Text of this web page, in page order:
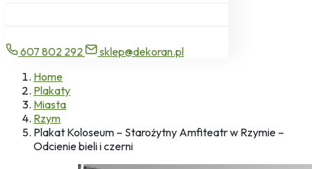
607 802 292
sklep@dekoran.pl
Home
Plakaty
Miasta
Rzym
Plakat Koloseum – Starożytny Amfiteatr w Rzymie –
Odcienie bieli i czerni